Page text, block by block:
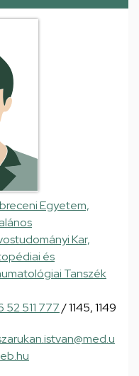
Egyetem,
Kar,
és
Tanszék
52 511 777/ 1145, 1149